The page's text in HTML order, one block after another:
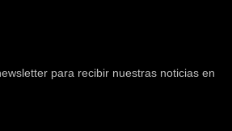
para recibir nuestras noticias en